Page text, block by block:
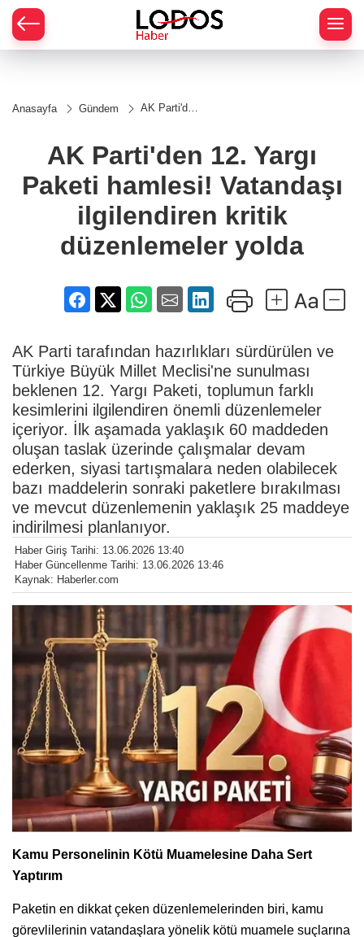
Anasayfa Gündem
AK Parti'den
hamlesi!
Vatandaşı
kritik
düzenlemeler
yolda
AK Parti'den 12. Yargı
Paketi hamlesi! Vatandaşı
ilgilendiren kritik
düzenlemeler yolda
AK Parti tarafından hazırlıkları sürdürülen ve
Türkiye Büyük Millet Meclisi'ne sunulması
beklenen 12. Yargı Paketi, toplumun farklı
kesimlerini ilgilendiren önemli düzenlemeler
içeriyor. İlk aşamada yaklaşık 60 maddeden
oluşan taslak üzerinde çalışmalar devam
ederken, siyasi tartışmalara neden olabilecek
bazı maddelerin sonraki paketlere bırakılması
ve mevcut düzenlemenin yaklaşık 25 maddeye
indirilmesi planlanıyor.
Haber Giriş Tarihi: 13.06.2026 13:40
Haber Güncellenme Tarihi: 13.06.2026 13:46
Kaynak: Haberler.com
Kamu Personelinin Kötü Muamelesine Daha Sert
Yaptırım
Paketin en dikkat çeken düzenlemelerinden biri, kamu
görevlilerinin vatandaşlara yönelik kötü muamele suçlarına